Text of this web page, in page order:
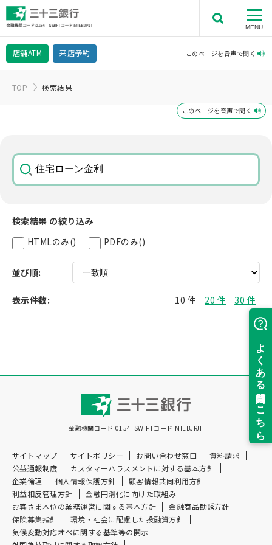
店舗ATM 来店予約 このページを音声で聞く
MENU
TOP 検索結果
このページを音声で聞く
検索結果 の絞り込み
HTMLのみ() PDFのみ()
並び順:
表示件数: 10 件 20 件 30 件
金融機関コード:0154 SWIFTコード:MIEBJPJT
サイトマップ サイトポリシー お問い合わせ窓口
資料請求
公益通報制度
カスタマーハラスメントに対する基本方針
企業倫理
個人情報保護方針
顧客情報共同利用方針
利益相反管理方針
金融円滑化に向けた取組み
お客さま本位の業務運営に関する基本方針
金融商品勧誘方針
保険募集指針
環境・社会に配慮した投融資方針
気候変動対応オペに関する基準等の開示